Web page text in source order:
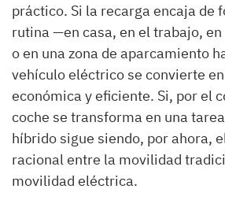
práctico. Si la recarga encaja de
rutina —en casa, en el trabajo,
o en una zona de aparcamiento
vehículo eléctrico se convierte
económica y eficiente. Si, por el
coche se transforma en una
híbrido sigue siendo, por ahora,
racional entre la movilidad
movilidad eléctrica.